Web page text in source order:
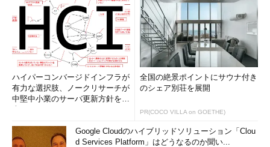
ハイパーコンバージドインフラが
有力な選択肢、ノークリサーチが
中堅中小業のサーバ更新方針を調
全国の絶景ポイントにサウナ付き
のシェア別荘を展開
PR(COCO VILLA on GOETHE)
Google Cloudのハイブリッドソリューション「Clou
d Services Platform」はどうなるのか聞い...